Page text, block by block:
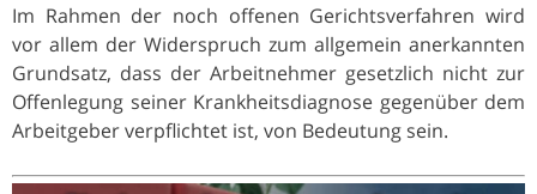
Im Rahmen der noch offenen Gerichtsverfahren wird
vor allem der Widerspruch zum allgemein anerkannten
Grundsatz, dass der Arbeitnehmer gesetzlich nicht zur
Offenlegung seiner Krankheitsdiagnose gegenüber dem
Arbeitgeber verpflichtet ist, von Bedeutung sein.